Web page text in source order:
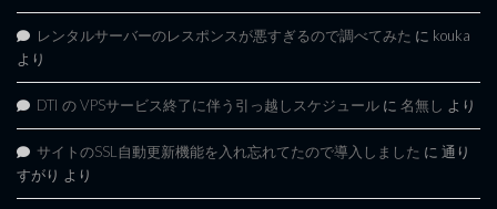
レンタルサーバーのレスポンスが悪すぎるので調べてみた に kouka
より
DTI の VPSサービス終了に伴う引っ越しスケジュール に 名無し より
サイトのSSL自動更新機能を入れ忘れてたので導入しました に 通り
すがり より